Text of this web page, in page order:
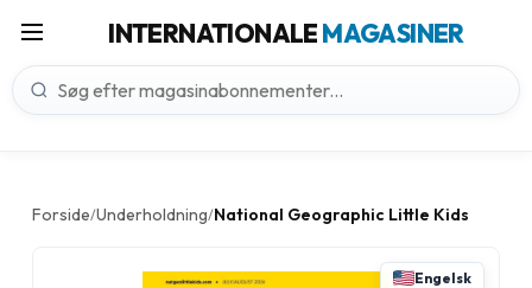
INTERNATIONALEMAGASINER
Forside/Underholdning/National Geographic Little Kids
Engelsk